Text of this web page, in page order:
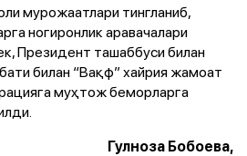
мурожаатлари тингланиб,
ногиронлик аравачалари
Президент ташаббуси билан
билан “Вақф” хайрия жамоат
муҳтож беморларга
Гулноза Бобоева,